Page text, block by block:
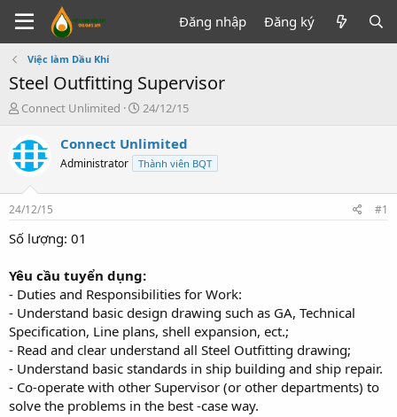
Đăng nhập Đăng ký
Việc làm Dầu Khí
Steel Outfitting Supervisor
T
r
e
a
s
t
a
t
e
r
Connect Unlimited
N
à
y
g
24/12/15
Connect Unlimited
Administrator Thành viên BQT
24/12/15 #1
Số lượng: 01
Yêu cầu tuyển dụng:
- Duties and Responsibilities for Work:
- Understand basic design drawing such as GA, Technical
Specification, Line plans, shell expansion, ect.;
- Read and clear understand all Steel Outfitting drawing;
- Understand basic standards in ship building and ship repair.
- Co-operate with other Supervisor (or other departments) to
solve the problems in the best -case way.